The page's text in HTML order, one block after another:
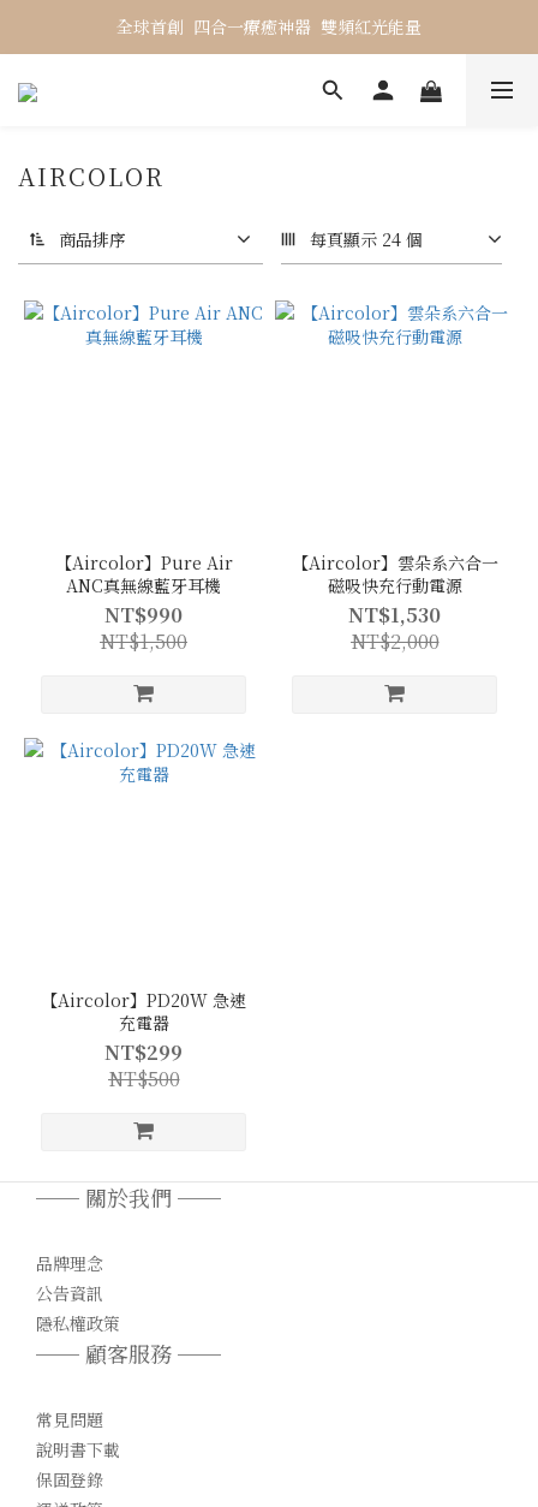
全球首創  四合一療癒神器  雙頻紅光能量
AIRCOLOR
商品排序 每頁顯示 24 個
【Aircolor】Pure Air
ANC真無線藍牙耳機
NT$990
NT$1,500
【Aircolor】雲朵系六合一
磁吸快充行動電源
NT$1,530
NT$2,000
【Aircolor】PD20W 急速
充電器
NT$299
NT$500
── 關於我們 ──
品牌理念
公告資訊
隱私權政策
── 顧客服務 ──
常見問題
說明書下載
保固登錄